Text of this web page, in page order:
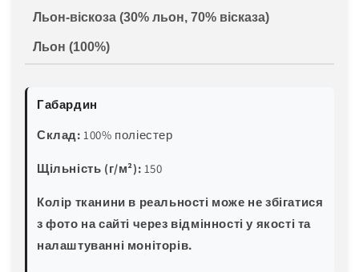
Льон-віскоза (30% льон, 70% вісказа)
Льон (100%)
Габардин
Склад: 100% поліестер
Щільність (г/м²): 150
Колір тканини в реальності може не збігатися
з фото на сайті через відмінності у якості та
налаштуванні моніторів.